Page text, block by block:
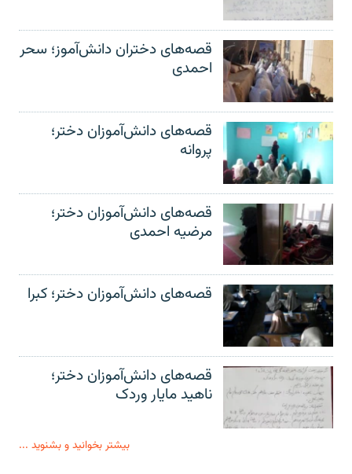
قصه‌های دختران دانش‌آموز؛ سحر
احمدی
قصه‌های دانش‌آموزان دختر؛
پروانه
قصه‌های دانش‌آموزان دختر؛
مرضیه احمدی
قصه‌های دانش‌آموزان دختر؛ کبرا
قصه‌های دانش‌آموزان دختر؛
ناهید مایار وردک
بیشتر بخوانید و بشنوید ...